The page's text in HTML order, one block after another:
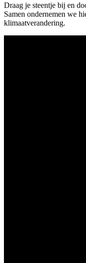
Draag je steentje bij en
Samen ondernemen we
klimaatverandering.